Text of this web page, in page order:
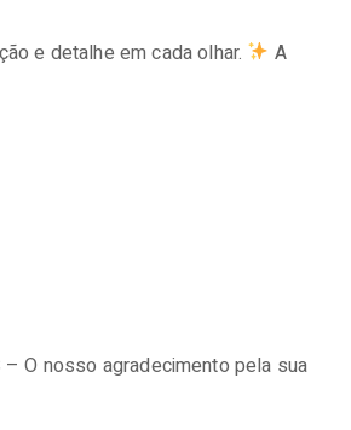
e detalhe em cada olhar. A
– O nosso agradecimento pela sua